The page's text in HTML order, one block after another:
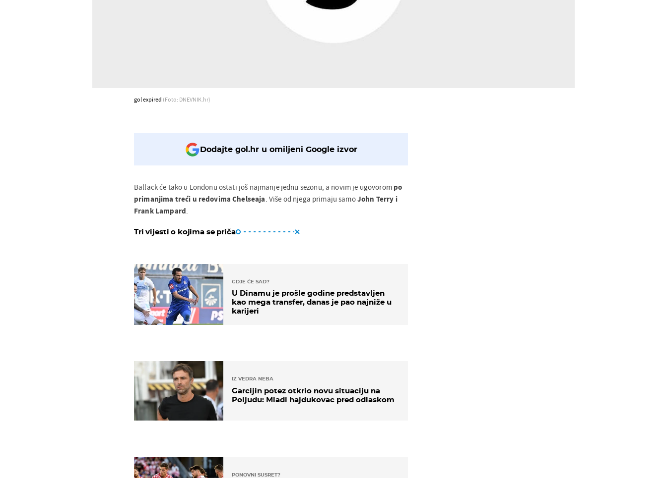
gol expired (Foto: DNEVNIK.hr)
Dodajte gol.hr u omiljeni Google izvor
Ballack će tako u Londonu ostati još najmanje jednu sezonu, a novim je ugovorom po
primanjima treći u redovima Chelseaja. Više od njega primaju samoJohn Terry i
Frank Lampard.
Tri vijesti o kojima se priča
GDJE ĆE SAD?
U Dinamu je prošle godine predstavljen
kao mega transfer, danas je pao najniže u
karijeri
IZ VEDRA NEBA
Garcijin potez otkrio novu situaciju na
Poljudu: Mladi hajdukovac pred odlaskom
PONOVNI SUSRET?